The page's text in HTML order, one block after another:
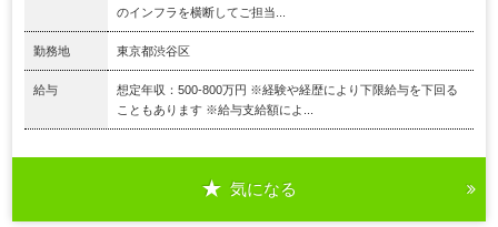
のインフラを横断してご担当...
勤務地 東京都渋谷区
給与
想定年収：500-800万円 ※経験や経歴により下限給与を下回る
こともあります ※給与支給額によ...
気になる